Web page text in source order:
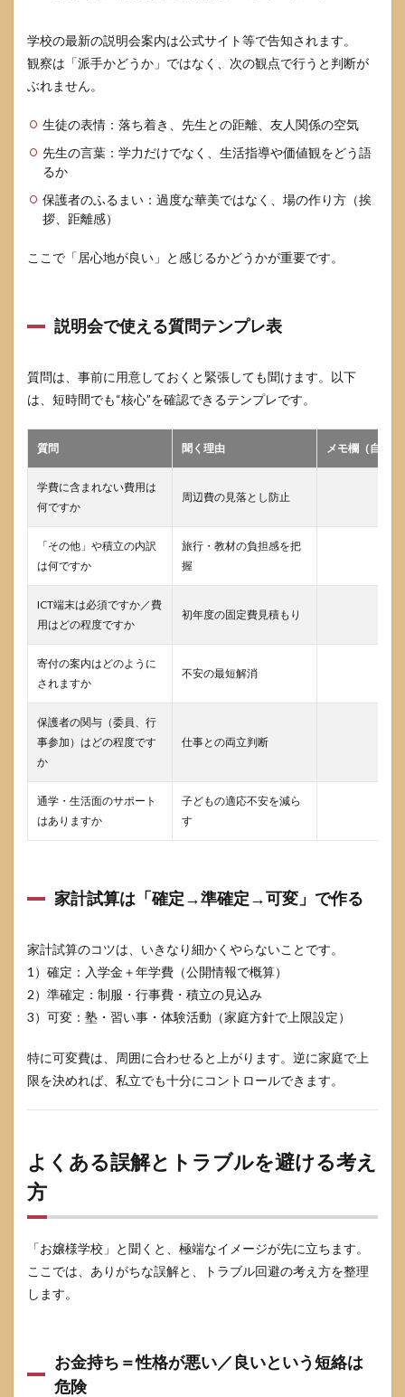
学校の最新の説明会案内は公式サイト等で告知されます。
観察は「派手かどうか」ではなく、次の観点で行うと判断が
ぶれません。
生徒の表情：落ち着き、先生との距離、友人関係の空気
先生の言葉：学力だけでなく、生活指導や価値観をどう語
るか
保護者のふるまい：過度な華美ではなく、場の作り方（挨
拶、距離感）
ここで「居心地が良い」と感じるかどうかが重要です。
説明会で使える質問テンプレ表
質問は、事前に用意しておくと緊張しても聞けます。以下
は、短時間でも“核心”を確認できるテンプレです。
質問 聞く理由 メモ欄（自分用
学費に含まれない費用は
何ですか
周辺費の見落とし防止
「その他」や積立の内訳
は何ですか
旅行・教材の負担感を把
握
ICT端末は必須ですか／費
用はどの程度ですか
初年度の固定費見積もり
寄付の案内はどのように
されますか
不安の最短解消
保護者の関与（委員、行
事参加）はどの程度です
か
仕事との両立判断
通学・生活面のサポート
はありますか
子どもの適応不安を減ら
す
家計試算は「確定→準確定→可変」で作る
家計試算のコツは、いきなり細かくやらないことです。
1）確定：入学金＋年学費（公開情報で概算）
2）準確定：制服・行事費・積立の見込み
3）可変：塾・習い事・体験活動（家庭方針で上限設定）
特に可変費は、周囲に合わせると上がります。逆に家庭で上
限を決めれば、私立でも十分にコントロールできます。
よくある誤解とトラブルを避ける考え
方
「お嬢様学校」と聞くと、極端なイメージが先に立ちます。
ここでは、ありがちな誤解と、トラブル回避の考え方を整理
します。
お金持ち＝性格が悪い／良いという短絡は
危険